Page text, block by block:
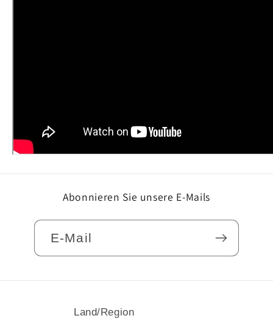
Abonnieren Sie unsere E-Mails
E-Mail
Land/Region